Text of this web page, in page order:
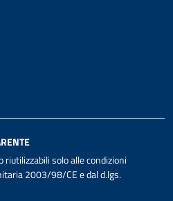
riutilizzabili solo alle condizioni
2003/98/CE e dal d.lgs.